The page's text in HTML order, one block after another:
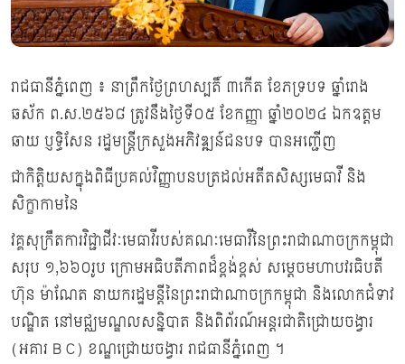
រាជធានីភ្នំពេញ ៖ នាព្រឹកថៃ្ងព្រហស្បតិ៍ ៣កើត ខែភទ្របទ ឆ្នាំរោង
ឆស័ក ព.ស.២៥៦៨ ត្រូវនឹងថ្ងៃទី០៥ ខែកញ្ញា ឆ្នាំ២០២៤ ឯកឧត្ដម
ឆាយ ប្ញទ្ធិសែន រដ្ឋមន្រ្ដីក្រសួងអភិវឌ្ឍន៍ជនបទ បានអញ្ជើញ
ជាកិត្តិយសក្នុងពិធីប្រគល់វិញ្ញាបនបត្រដល់អតីតសិស្សមេធាវី និង
សិក្ខាកាមនៃ
វគ្គសុក្រឹតការវិជ្ជាជីវៈមេធាវីរបស់គណៈមេធាវីនៃព្រះរាជាណាចក្រកម្ពុជា
សរុប ១,៦៦០រូប ក្រោមអធិបតីភាពដ៏ខ្ពង់ខ្ពស់ សម្ដេចមហាបវរធិបតី
ហ៊ុន ម៉ាណែត នាយករដ្ឋមន្តីនៃព្រះរាជាណាចក្រកម្ពុជា និងលោកជំទាវ
បណ្ឌិត នៅមជ្ឈមណ្ឌលសន្និបាត និងពិព័រណ៍អន្តរជាតិជ្រោយចង្វារ
(អគារ B C) ខណ្ឌជ្រោយចង្វារ រាជធានីភ្នំពេញ ។